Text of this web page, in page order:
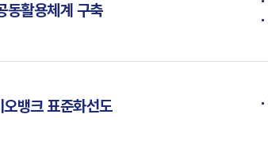
동활용체계 구축
오뱅크 표준화선도